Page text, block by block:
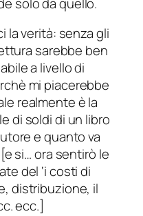
la verità: senza gli
sarebbe ben
a livello di
mi piacerebbe
realmente è la
di soldi di un libro
e quanto va
si… ora sentirò le
del ‘i costi di
distribuzione, il
ecc.]